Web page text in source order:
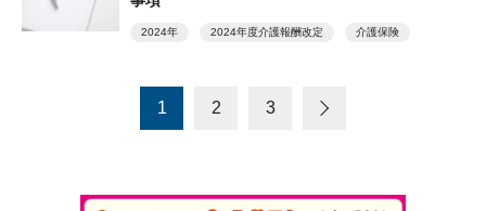
2024年 2024年度介護報酬改定 介護保険
1 2 3